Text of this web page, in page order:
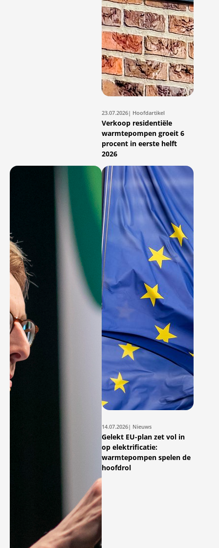
23.07.2026| Hoofdartikel
Verkoop residentiële
warmtepompen groeit 6
procent in eerste helft
2026
14.07.2026| Nieuws
Gelekt EU-plan zet vol in
op elektrificatie:
warmtepompen spelen de
hoofdrol